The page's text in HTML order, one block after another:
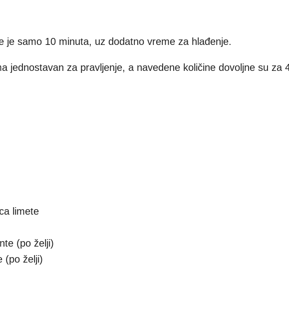
je samo 10 minuta, uz dodatno vreme za hlađenje.
jednostavan za pravljenje, a navedene količine dovoljne su za
limete
(po želji)
(po želji)